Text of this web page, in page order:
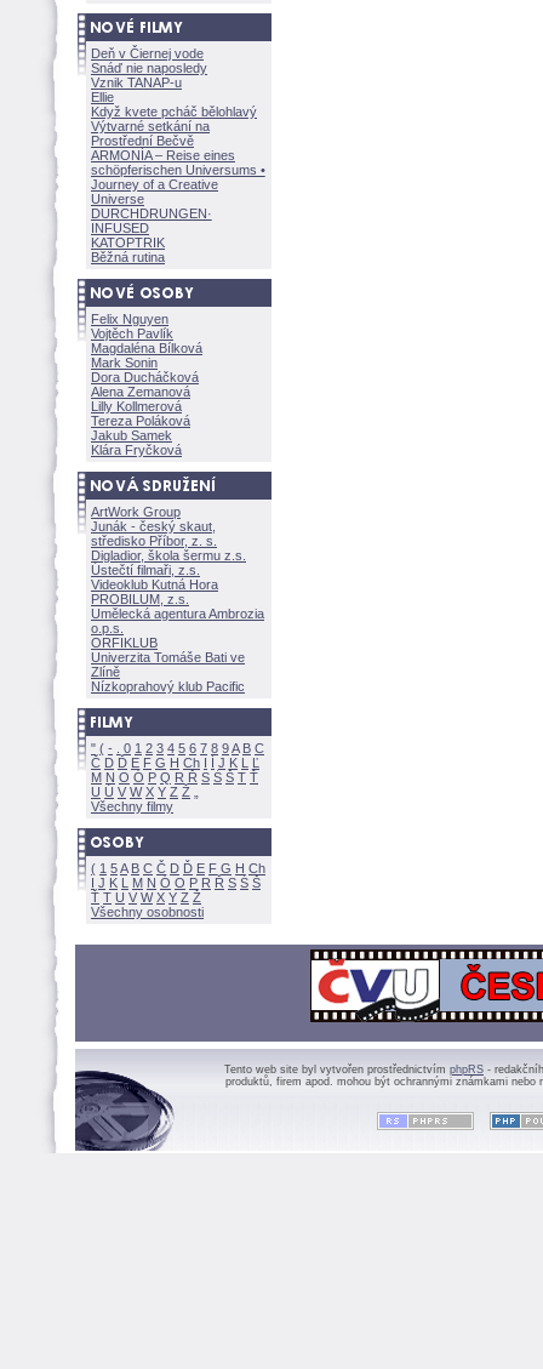
Deň v Čiernej vode
Snáď nie naposledy
Vznik TANAP-u
Ellie
Když kvete pcháč bělohlavý
Výtvarné setkání na
Prostřední Bečvě
ARMONÍA – Reise eines
schöpferischen Universums •
Journey of a Creative
Universe
DURCHDRUNGEN·
INFUSED
KATOPTRIK
Běžná rutina
Felix Nguyen
Vojtěch Pavlík
Magdaléna Bílkov
Mark Sonin
Dora Ducháčkov
Alena Zemanov
Lilly Kollmerov
Tereza Polákov
Jakub Samek
Klára Fryčkov
ArtWork Group
Junák - český skaut,
středisko Příbor, z. s.
Digladior, škola šermu z.s.
Ústečtí filmaři, z.s.
Videoklub Kutná Hora
PROBILUM, z.s.
Umělecká agentura Ambrozia
o.p.s.
ORFIKLUB
Univerzita Tomáše Bati ve
Zlíně
Nízkoprahový klub Pacific
" ( - 0 1 2 3 4 5 6 7 8 9A B C
Č D Ď E F G H Ch I Í J K L
Ľ
M N O Ó P Q R Ř S Ś T Ť
U Ú V W X Y Z
Všechny filmy
( 1 5A B C Č D Ď E F G H Ch
I J K L M N Ó O P R Ř S Ś
Ť T U V W X Y Z
Všechny osobnosti
Tento web site byl vytvořen prostřednictvím phpRS -
produktů, firem apod. mohou být ochrannými známkami